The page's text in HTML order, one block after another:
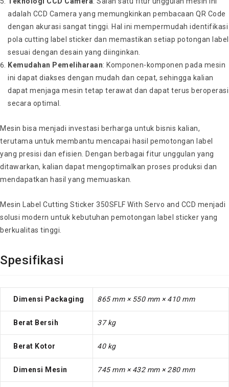
adalah CCD Camera yang memungkinkan pembacaan QR Code
dengan akurasi sangat tinggi. Hal ini mempermudah identifikasi
pola cutting label sticker dan memastikan setiap potongan label
sesuai dengan desain yang diinginkan.
Kemudahan Pemeliharaan: Komponen-komponen pada mesin
ini dapat diakses dengan mudah dan cepat, sehingga kalian
dapat menjaga mesin tetap terawat dan dapat terus beroperasi
secara optimal.
Mesin bisa menjadi investasi berharga untuk bisnis kalian,
terutama untuk membantu mencapai hasil pemotongan label
yang presisi dan efisien. Dengan berbagai fitur unggulan yang
ditawarkan, kalian dapat mengoptimalkan proses produksi dan
mendapatkan hasil yang memuaskan.
Mesin Label Cutting Sticker 350SFLF With Servo and CCD menjadi
solusi modern untuk kebutuhan pemotongan label sticker yang
berkualitas tinggi.
Spesifikasi
Dimensi Packaging 865 mm × 550 mm × 410 mm
Berat Bersih 37 kg
Berat Kotor 40 kg
Dimensi Mesin 745 mm × 432 mm × 280 mm